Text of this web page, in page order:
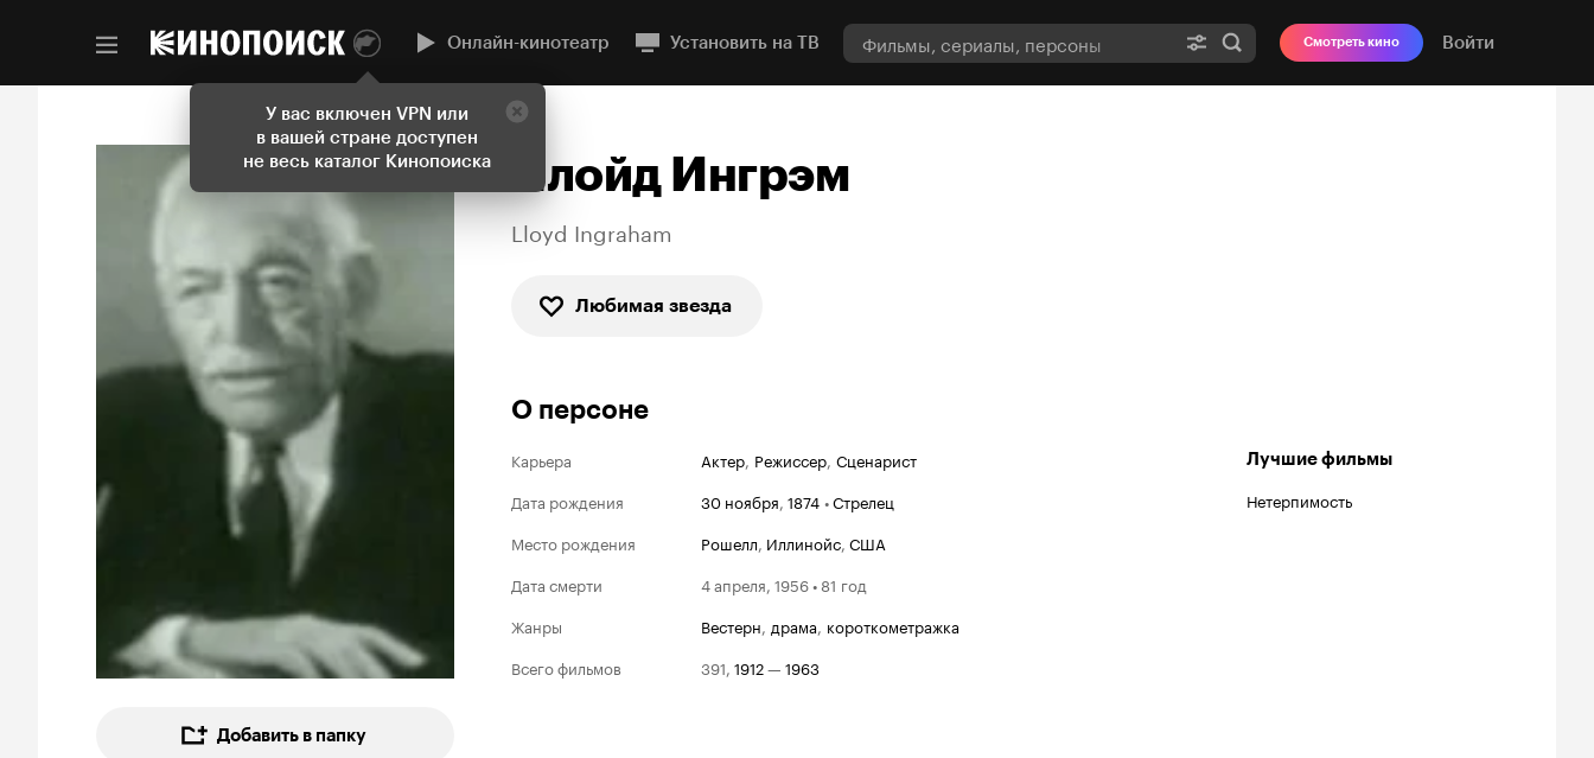
У вас включен VPN или
в вашей стране доступен
не весь каталог Кинопоиска
Онлайн-кинотеатр Установить на ТВ Смотреть кино Войти
Добавить в папку
Ллойд Ингрэм
Lloyd Ingraham
Любимая звезда
О персоне
Карьера Актер, Режиссер, Сценарист
Дата рождения
30 ноября, 1874 •Стрелец
Место рождения
Рошелл, Иллинойс, США
Дата смерти
4 апреля, 1956 • 81 год
Жанры
вестерн, драма, короткометражка
Всего фильмов
391, 1912— 1963
Лучшие фильмы
Нетерпимость